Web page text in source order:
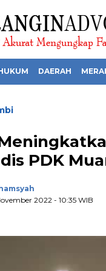
DAERAH
PDK
2022 - 10:35 WIB